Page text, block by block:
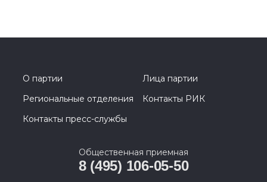
О партии
Лица партии
Региональные отделения
Контакты РИК
Контакты пресс-службы
Общественная приемная
8 (495) 106-05-50